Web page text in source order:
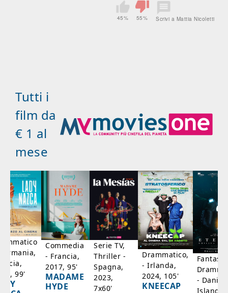
45% 55% Scrivi a Mattia Nicoletti
Tutti i
film da
€ 1 al
mese
99'
Commedia
- Francia,
2017, 95'
MADAME
HYDE
Serie TV,
Thriller -
Spagna,
2023,
7x60'
Drammatico,
- Irlanda,
2024, 105'
KNEECAP
-
Islanda,